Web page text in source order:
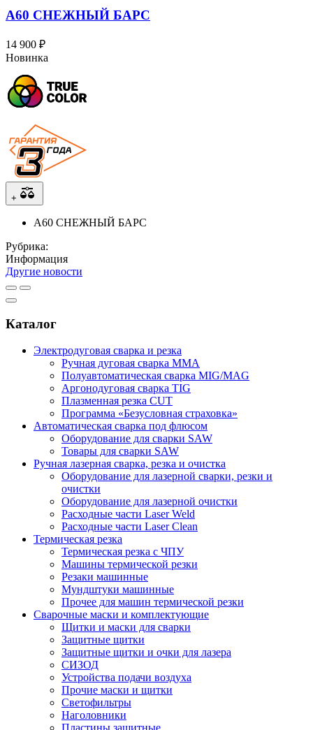
A60 СНЕЖНЫЙ БАРС
14 900 ₽
Новинка
+
A60 СНЕЖНЫЙ БАРС
Рубрика:
Информация
Другие новости
Каталог
Электродуговая сварка и резка
Ручная дуговая сварка MMA
Полуавтоматическая сварка MIG/MAG
Аргонодуговая сварка TIG
Плазменная резка CUT
Программа «Безусловная страховка»
Автоматическая сварка под флюсом
Оборудование для сварки SAW
Товары для сварки SAW
Ручная лазерная сварка, резка и очистка
Оборудование для лазерной сварки, резки и
очистки
Оборудование для лазерной очистки
Расходные части Laser Weld
Расходные части Laser Clean
Термическая резка
Термическая резка с ЧПУ
Машины термической резки
Резаки машинные
Мундштуки машинные
Прочее для машин термической резки
Сварочные маски и комплектующие
Щитки и маски для сварки
Защитные щитки
Защитные щитки и очки для лазера
СИЗОД
Устройства подачи воздуха
Прочие маски и щитки
Светофильтры
Наголовники